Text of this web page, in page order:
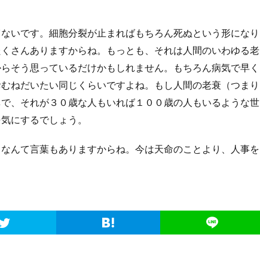
いです。細胞分裂が止まればもちろん死ぬという形になり
さんありますからね。もっとも、それは人間のいわゆる老
そう思っているだけかもしれません。もちろん病気で早く
ねだいたい同じくらいですよね。もし人間の老衰（つまり
、それが３０歳な人もいれば１００歳の人もいるような世
にするでしょう。
んて言葉もありますからね。今は天命のことより、人事を